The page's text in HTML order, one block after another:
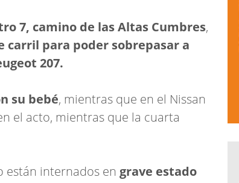
7, camino de las Altas Cumbres,
carril para poder sobrepasar a
207.
su bebé, mientras que en el Nissan
el acto, mientras que la cuarta
están internados en grave estado